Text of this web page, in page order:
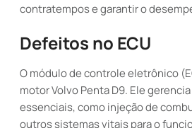
contratempos e garantir o
Defeitos no ECU
O módulo de controle eletrônico
motor Volvo Penta D9. Ele
essenciais, como injeção de
outros sistemas vitais para o